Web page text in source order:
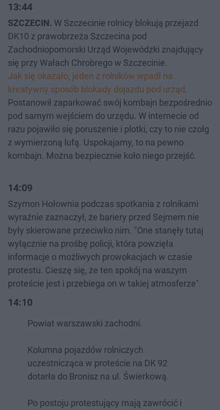
13:44
SZCZECIN. W Szczecinie rolnicy blokują przejazd
DK10 z prawobrzeża Szczecina pod
Zachodniopomorski Urząd Wojewódzki znajdujący
się przy Wałach Chrobrego w Szczecinie.
Jak się okazało, jeden z rolników wpadł na
kreatywny sposób blokady dojazdu pod urząd.
Postanowił zaparkować swój kombajn bezpośrednio
pod samym wejściem do urzędu. W internecie od
razu pojawiło się poruszenie i plotki, czy to nie czołg
z wymierzoną lufą. Uspokajamy, to na pewno
kombajn. Można bezpiecznie koło niego przejść.
14:09
Szymon Hołownia podczas spotkania z rolnikami
wyraźnie zaznaczył, że bariery przed Sejmem nie
były skierowane przeciwko nim. "One stanęły tutaj
wyłącznie na prośbę policji, która powzięła
informacje o możliwych prowokacjach w czasie
protestu. Cieszę się, że ten spokój na waszym
proteście jest i przebiega on w takiej atmosferze".
14:10
Powiat warszawski zachodni.
Kolumna pojazdów rolniczych
uczestnicząca w proteście na DK 92
dotarła do Bronisz na ul. Świerkową.
Po postoju protestujący mają zawrócić i